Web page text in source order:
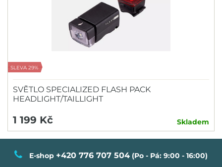
SLEVA 29%
SVĚTLO SPECIALIZED FLASH PACK
HEADLIGHT/TAILLIGHT
1 199 Kč Skladem
E-shop +420 776 707 504 (Po - Pá: 9:00 - 16:00)